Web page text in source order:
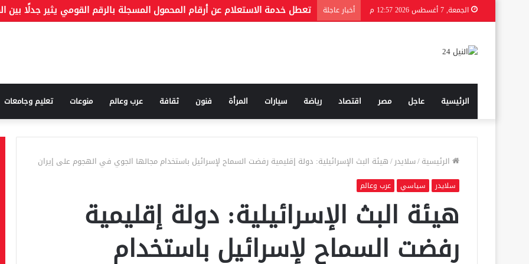
الجمعة, 7 أغسطس 2026 12:57 م أخبار عاجلة
الرئيسية عاجل مصر اقتصاد رياضة سيارات المرأة فنون ثقافة عرب وعالم منوعات تعليم وجامعات
الرئيسية/سلايدر/هيئة البث الإسرائيلية: دولة إقليمية رفضت السماح لإسرائيل باستخدام مجالها الجوي في الهجوم على إيران
سلايدر سياسي عرب وعالم
هيئة البث الإسرائيلية: دولة إقليمية
رفضت السماح لإسرائيل باستخدام